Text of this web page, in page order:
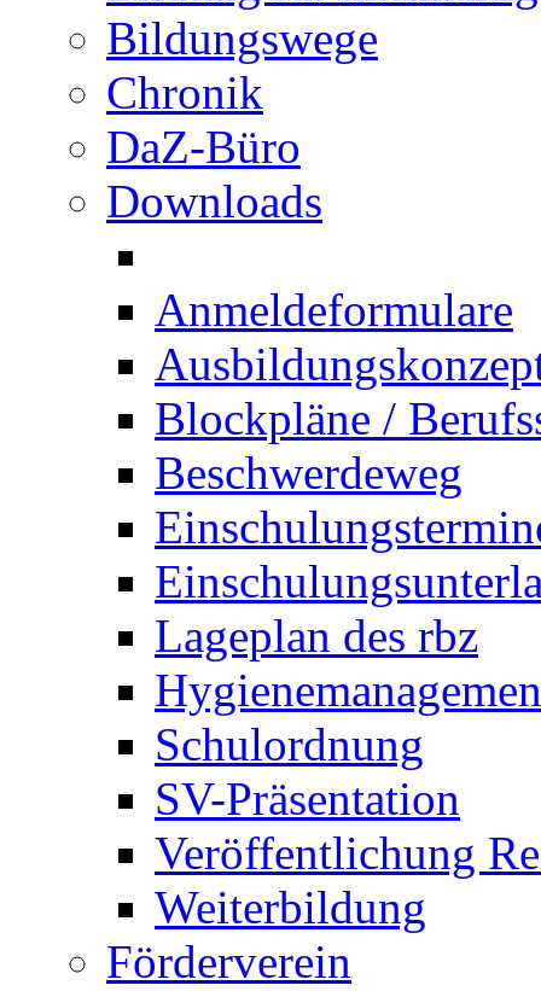
Bildungswege
Chronik
DaZ-Büro
Downloads
Anmeldeformulare
Blockpläne /
Beschwerdeweg
Lageplan des rbz
Schulordnung
SV-Präsentation
Veröffentlichung
Weiterbildung
Förderverein